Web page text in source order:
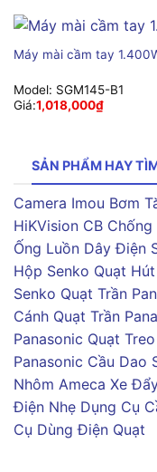
Máy mài cầm tay
Model: SGM145-B1
Giá:1,018,000₫
SẢN PHẨM HAY
Camera Imou Bơm
HiKVision CB
Ống Luồn Dây Điện
Hộp Senko Quạt
Senko Quạt Trần
Cánh Quạt Trần
Panasonic Quạt
Panasonic Cầu Dao
Nhôm Ameca Xe
Điện Nhẹ Dụng Cụ
Cụ Dùng Điện Quạt